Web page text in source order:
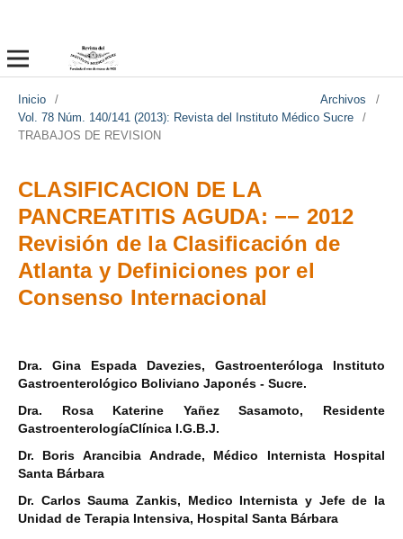
Inicio / Archivos
/
Vol. 78 Núm. 140/141 (2013): Revista del Instituto Médico Sucre
/
TRABAJOS DE REVISION
CLASIFICACION DE LA
PANCREATITIS AGUDA: −− 2012
Revisión de la Clasificación de
Atlanta y Definiciones por el
Consenso Internacional
Dra. Gina Espada Davezies, Gastroenteróloga Instituto
Gastroenterológico Boliviano Japonés - Sucre.
Dra. Rosa Katerine Yañez Sasamoto, Residente
GastroenterologíaClínica I.G.B.J.
Dr. Boris Arancibia Andrade, Médico Internista Hospital
Santa Bárbara
Dr. Carlos Sauma Zankis, Medico Internista y Jefe de la
Unidad de Terapia Intensiva, Hospital Santa Bárbara